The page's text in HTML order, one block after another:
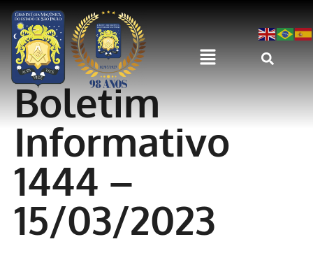
Boletim
Informativo
1444 –
15/03/2023